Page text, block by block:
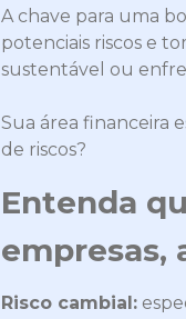
A chave para uma
potenciais riscos e
sustentável ou
Sua área financeira
de riscos?
Entenda
empresas,
Risco cambial: